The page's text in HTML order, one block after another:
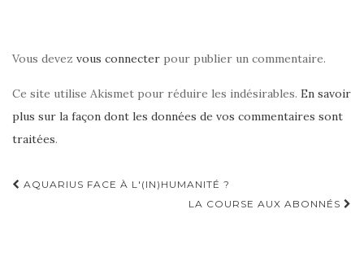
Vous devez vous connecter pour publier un commentaire.
Ce site utilise Akismet pour réduire les indésirables. En savoir
plus sur la façon dont les données de vos commentaires sont
traitées.
Navigation
AQUARIUS FACE À L'(IN)HUMANITÉ ?
LA COURSE AUX ABONNÉS